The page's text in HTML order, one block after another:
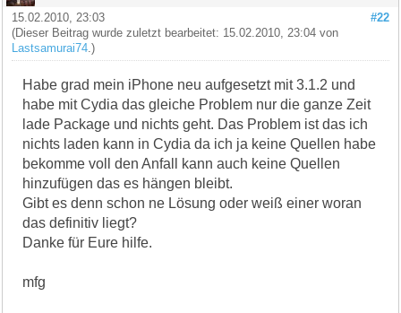
#22
15.02.2010, 23:03
(Dieser Beitrag wurde zuletzt bearbeitet: 15.02.2010, 23:04 von
Lastsamurai74 .)
Habe grad mein iPhone neu aufgesetzt mit 3.1.2 und
habe mit Cydia das gleiche Problem nur die ganze Zeit
lade Package und nichts geht. Das Problem ist das ich
nichts laden kann in Cydia da ich ja keine Quellen habe
bekomme voll den Anfall kann auch keine Quellen
hinzufügen das es hängen bleibt.
Gibt es denn schon ne Lösung oder weiß einer woran
das definitiv liegt?
Danke für Eure hilfe.
mfg